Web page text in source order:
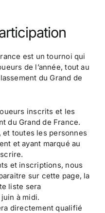
est un tournoi qui
de l’année, tout au
du Grand de
inscrits et les
du Grand de France.
et toutes les personnes
et ayant marqué au
et inscriptions, nous
sur cette page, la
liste sera
à midi.
directement qualifié